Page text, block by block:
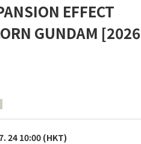
EFFECT
GUNDAM [2026
24 10:00 (HKT)